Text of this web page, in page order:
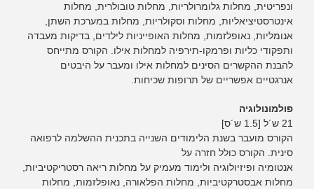
ונפריטית, מחלות גלומרולריות, מחלות טובולרית, מחלות
אינטרסטיציאליות, מחלות וסקולריות, מחלות במערכת השתן,
אנומליות, נאופלזמות, מחלות האופייניות לילדים, בדיקות מעבדה
ותפקודי כליות ופרמקו-תירפיה למחלות אילו. הקורס מתייחס
להבנת ההקשרים הסינים למחלות אילו ומעבר על היבטים
אנרגטיים אפשריים של תרופות שכיחות.
פולמונולוגיה
21 ש´ל [1.5 ש´ס]
הקורס מועבר בשנת הלימודים השנייה בתכנית ההשלמה לרפואה
סינית. הקורס כולל חזרה על
אנטומיה ופיזיולוגיה ולימוד מעמיק על מחלות ריאה רסטריקטיביות,
מחלות אבסטרקטיביות, מחלות הפלאורה, נאופלזמות, מחלות